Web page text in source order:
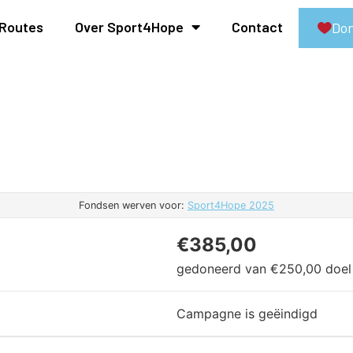
Over Sport4Hope Contact
Fondsen werven voor: Sport4Hope 2025
€385,00
gedoneerd van €250,00 doel
Campagne is geëindigd